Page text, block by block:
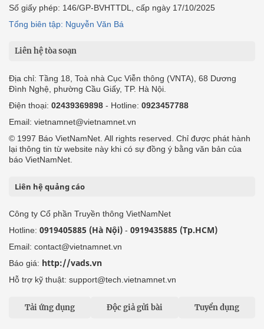
Số giấy phép: 146/GP-BVHTTDL, cấp ngày 17/10/2025
Tổng biên tập: Nguyễn Văn Bá
Liên hệ tòa soạn
Địa chỉ: Tầng 18, Toà nhà Cục Viễn thông (VNTA), 68 Dương
Đình Nghệ, phường Cầu Giấy, TP. Hà Nội.
Điện thoại: 02439369898 - Hotline: 0923457788
Email: vietnamnet@vietnamnet.vn
© 1997 Báo VietNamNet. All rights reserved. Chỉ được phát hành
lại thông tin từ website này khi có sự đồng ý bằng văn bản của
báo VietNamNet.
Liên hệ quảng cáo
Công ty Cổ phần Truyền thông VietNamNet
Hotline: 0919405885 (Hà Nội) - 0919435885 (Tp.HCM)
Email: contact@vietnamnet.vn
Báo giá: http://vads.vn
Hỗ trợ kỹ thuật: support@tech.vietnamnet.vn
Tải ứng dụng Độc giả gửi bài Tuyển dụng